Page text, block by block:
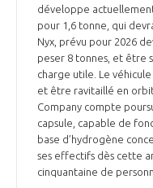
développe
pour 1,6 tonne, qui
Nyx, prévu pour 2026
peser 8 tonnes, et être
charge utile. Le
et être ravitaillé en
Company compte
capsule, capable de
base d’hydrogène
ses effectifs dès cette
cinquantaine de